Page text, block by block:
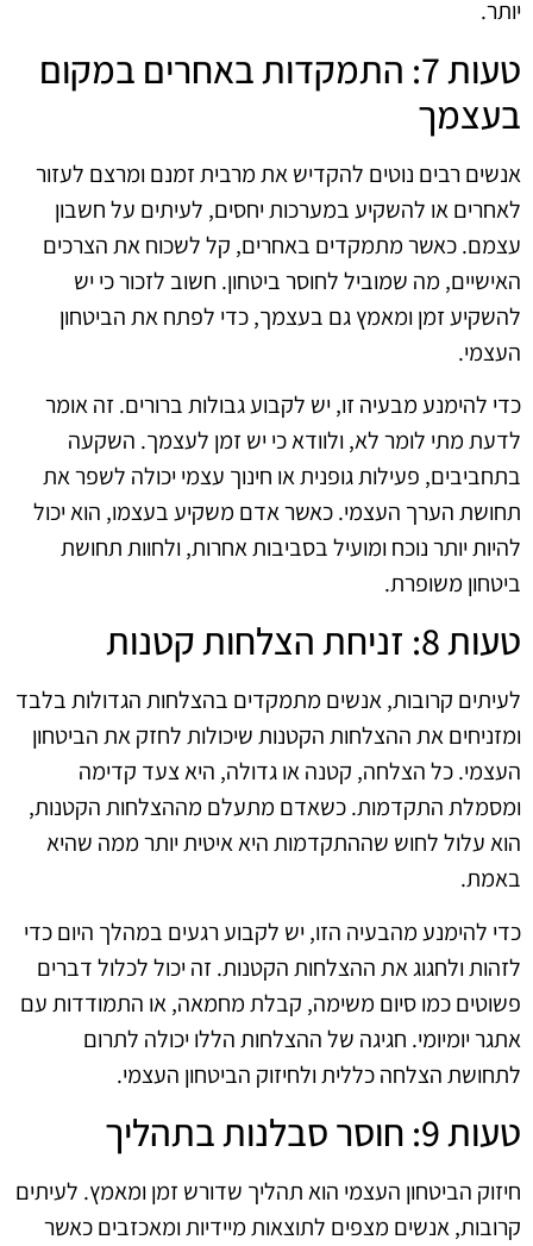
יותר.
טעות 7: התמקדות באחרים במקום
בעצמך
אנשים רבים נוטים להקדיש את מרבית זמנם ומרצם לעזור
לאחרים או להשקיע במערכות יחסים, לעיתים על חשבון
עצמם. כאשר מתמקדים באחרים, קל לשכוח את הצרכים
האישיים, מה שמוביל לחוסר ביטחון. חשוב לזכור כי יש
להשקיע זמן ומאמץ גם בעצמך, כדי לפתח את הביטחון
העצמי.
כדי להימנע מבעיה זו, יש לקבוע גבולות ברורים. זה אומר
לדעת מתי לומר לא, ולוודא כי יש זמן לעצמך. השקעה
בתחביבים, פעילות גופנית או חינוך עצמי יכולה לשפר את
תחושת הערך העצמי. כאשר אדם משקיע בעצמו, הוא יכול
להיות יותר נוכח ומועיל בסביבות אחרות, ולחוות תחושת
ביטחון משופרת.
טעות 8: זניחת הצלחות קטנות
לעיתים קרובות, אנשים מתמקדים בהצלחות הגדולות בלבד
ומזניחים את ההצלחות הקטנות שיכולות לחזק את הביטחון
העצמי. כל הצלחה, קטנה או גדולה, היא צעד קדימה
ומסמלת התקדמות. כשאדם מתעלם מההצלחות הקטנות,
הוא עלול לחוש שההתקדמות היא איטית יותר ממה שהיא
באמת.
כדי להימנע מהבעיה הזו, יש לקבוע רגעים במהלך היום כדי
לזהות ולחגוג את ההצלחות הקטנות. זה יכול לכלול דברים
פשוטים כמו סיום משימה, קבלת מחמאה, או התמודדות עם
אתגר יומיומי. חגיגה של ההצלחות הללו יכולה לתרום
לתחושת הצלחה כללית ולחיזוק הביטחון העצמי.
טעות 9: חוסר סבלנות בתהליך
חיזוק הביטחון העצמי הוא תהליך שדורש זמן ומאמץ. לעיתים
קרובות, אנשים מצפים לתוצאות מיידיות ומאכזבים כאשר